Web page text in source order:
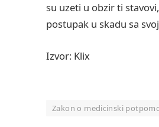
su uzeti u obzir ti
postupak u skadu sa
Izvor: Klix
Zakon o medicinski